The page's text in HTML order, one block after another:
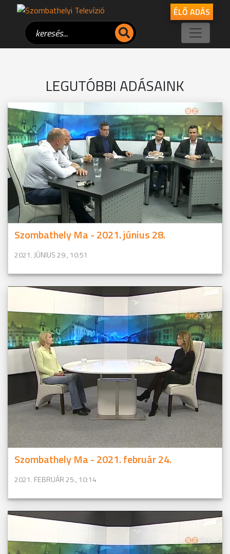
ÉLŐ ADÁS
LEGUTÓBBI ADÁSAINK
Szombathely Ma - 2021. június 28.
2021. JÚNIUS 29., 10:51
Szombathely Ma - 2021. február 24.
2021. FEBRUÁR 25., 10:14